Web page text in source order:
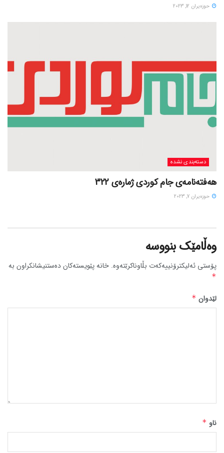
حوزه‌یران 12, 2023
دسته‌بندی نشده
هەفتەنامەی جام کوردی ژمارەی 322
حوزه‌یران 7, 2023
وەڵامێک بنووسە
پۆستی ئەلیکترۆنییەکەت بڵاوناکرێتەوە. خانە پێویستەکان دەستنیشانکراون بە
*
لێدوان *
ناو *